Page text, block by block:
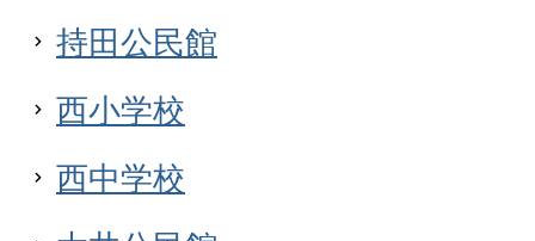
持田公民館
西小学校
西中学校